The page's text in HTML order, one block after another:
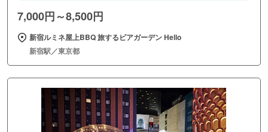
7,000円～8,500円
新宿ルミネ屋上BBQ 旅するビアガーデン Hello
新宿駅／東京都